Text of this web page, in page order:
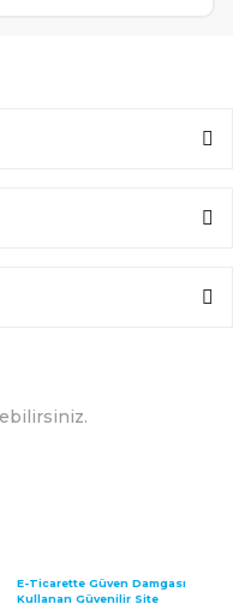
E-Ticarette Güven Damgası
Kullanan Güvenilir Site